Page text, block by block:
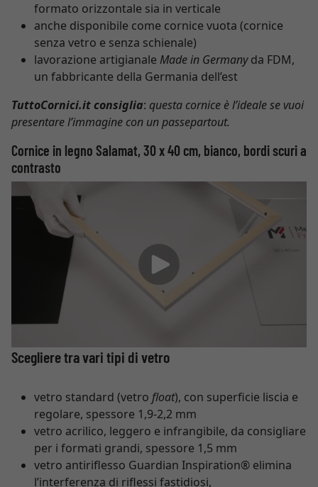
formato orizzontale sia in verticale
anche disponibile come cornice vuota (cornice
senza vetro e senza schienale)
lavorazione artigianale Made in Germanyda FDM,
un fabbricante della Germania dell’est
TuttoCornici.it consiglia: questa cornice è l’ideale se vuoi
presentare l’immagine con un passepartout.
Cornice in legno Salamat, 30 x 40 cm, bianco, bordi scuri a
contrasto
Scegliere tra vari tipi di vetro
vetro standard (vetro float), con superficie liscia e
regolare, spessore 1,9-2,2 mm
vetro acrilico, leggero e infrangibile, da consigliare
per i formati grandi, spessore 1,5 mm
vetro antiriflesso Guardian Inspiration® elimina
l’interferenza di riflessi fastidiosi,